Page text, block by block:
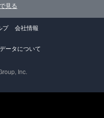
見る
プ 会社情報
ータについて
Inc.